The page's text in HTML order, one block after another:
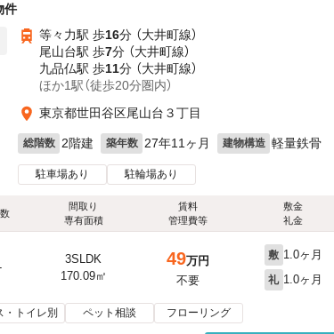
件
等々力駅 歩16分 （大井町線）
尾山台駅 歩7分 （大井町線）
九品仏駅 歩11分 （大井町線）
ほか1駅（徒歩20分圏内）
東京都世田谷区尾山台３丁目
総階数 2階建 築年数 27年11ヶ月 建物構造 軽量鉄骨
駐車場あり 駐輪場あり
間取り
専有面積
賃料
管理費等
敷金
礼金
3SLDK
170.09㎡
49万円
不要
敷 1.0ヶ月
礼 1.0ヶ月
・トイレ別 ペット相談 フローリング